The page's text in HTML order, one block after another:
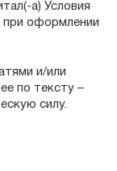
а) Условия
при оформлении
и/или
по тексту –
силу.